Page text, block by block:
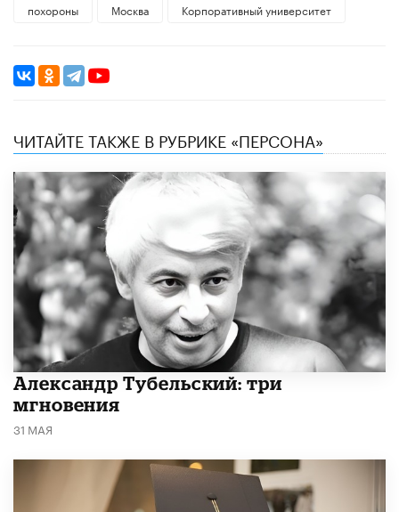
похороны
Москва Корпоративный университет
ЧИТАЙТЕ ТАКЖЕ В РУБРИКЕ «ПЕРСОНА»
Александр Тубельский: три
мгновения
31 МАЯ